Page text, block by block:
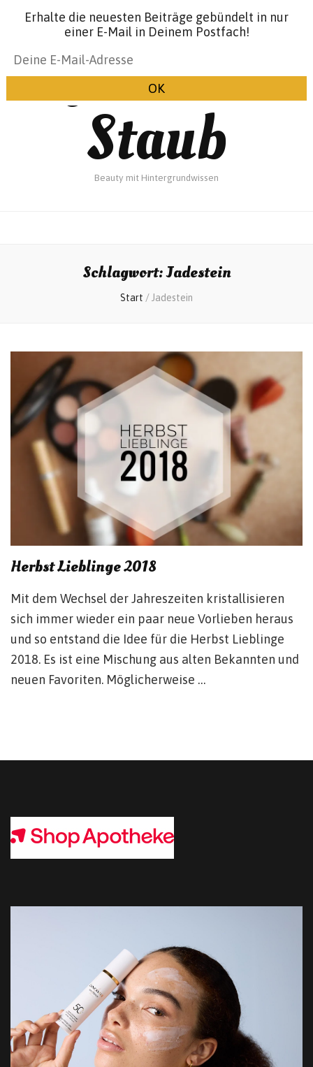
Glanz &
Staub
Beauty mit Hintergrundwissen
Schlagwort:Jadestein
Start / Jadestein
Herbst Lieblinge 2018
Mit dem Wechsel der Jahreszeiten kristallisieren
sich immer wieder ein paar neue Vorlieben heraus
und so entstand die Idee für die Herbst Lieblinge
2018. Es ist eine Mischung aus alten Bekannten und
neuen Favoriten. Möglicherweise …
Erhalte die neuesten Beiträge gebündelt in nur
einer E-Mail in Deinem Postfach!